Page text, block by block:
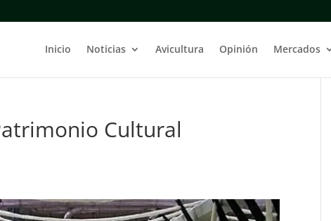
Inicio Noticias Avicultura Opinión Mercados
Cultural